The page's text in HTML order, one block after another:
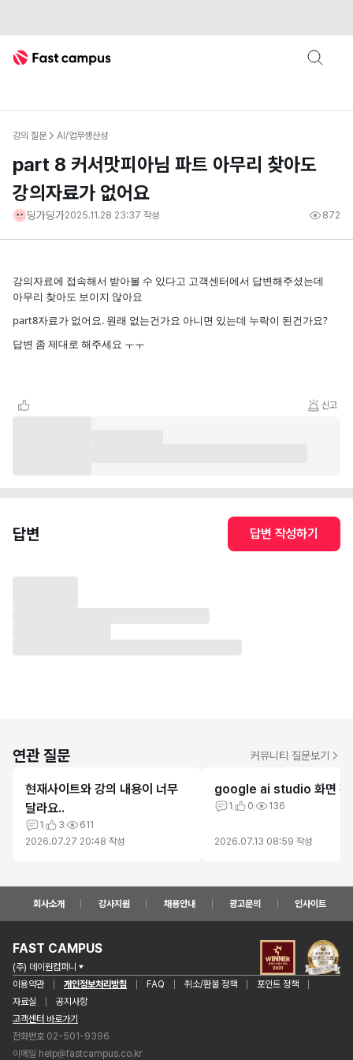
Fast Campus
강의 질문 AI/업무생산성
part 8 커서맛피아님 파트 아무리 찾아도
강의자료가 없어요
딩가딩가2025.11.28 23:37 작성 872
강의자료에 접속해서 받아볼 수 있다고 고객센터에서 답변해주셨는데
아무리 찾아도 보이지 않아요
part8자료가 없어요. 원래 없는건가요 아니면 있는데 누락이 된건가요?
답변 좀 제대로 해주세요 ㅜㅜ
신고
답변 답변 작성하기
연관 질문 커뮤니티 질문보기
현재사이트와 강의 내용이 너무
달라요..
1 3
611
2026.07.27 20:48 작성
google ai studio 화면 확
1 0 136
2026.07.13 08:59 작성
회사소개 강사지원 채용안내 광고문의 인사이트
FAST CAMPUS
(주) 데이원컴퍼니
이용약관
개인정보처리방침 FAQ 취소/환불 정책
포인트 정책
자료실
공지사항
고객센터 바로가기
전화번호 02-501-9396
이메일 help@fastcampus.co.kr